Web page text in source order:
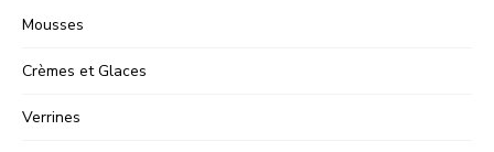
Mousses
Crèmes et Glaces
Verrines